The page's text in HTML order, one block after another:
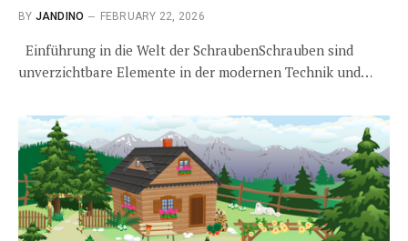
BY JANDINO FEBRUARY 22, 2026
Einführung in die Welt der SchraubenSchrauben sind
unverzichtbare Elemente in der modernen Technik und…